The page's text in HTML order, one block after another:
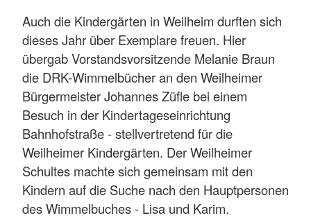
Auch die Kindergärten in Weilheim durften sich
dieses Jahr über Exemplare freuen. Hier
übergab Vorstandsvorsitzende Melanie Braun
die DRK-Wimmelbücher an den Weilheimer
Bürgermeister Johannes Züfle bei einem
Besuch in der Kindertageseinrichtung
Bahnhofstraße - stellvertretend für die
Weilheimer Kindergärten. Der Weilheimer
Schultes machte sich gemeinsam mit den
Kindern auf die Suche nach den Hauptpersonen
des Wimmelbuches - Lisa und Karim.